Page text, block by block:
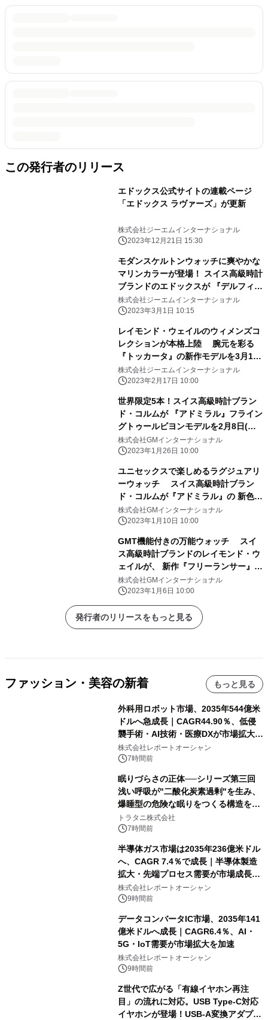
この発行者のリリース
エドックス公式サイトの連載ページ
「エドックス ラヴァーズ」が更新
株式会社ジーエムインターナショナル
2023年12月21日 15:30
モダンスケルトンウォッチに爽やかな
マリンカラーが登場！ スイス高級時計
ブランドのエドックスが 『デルフィン
メカノ オートマティック』の新色を 3
月15日(水)に発売
株式会社ジーエムインターナショナル
2023年3月1日 10:15
レイモンド・ウェイルのウィメンズコ
レクションが本格上陸 腕元を彩る
『トッカータ』の新作モデルを3月1日
(水)に発売
株式会社ジーエムインターナショナル
2023年2月17日 10:00
世界限定5本！スイス高級時計ブラン
ド・コルムが 『アドミラル』フライン
グトゥールビヨンモデルを2月8日(水)
発売
株式会社GMインターナショナル
2023年1月26日 10:00
ユニセックスで楽しめるラグジュアリ
ーウォッチ スイス高級時計ブラン
ド・コルムが『アドミラル』の 新色ブ
ラック×ゴールドを2023年1月24日発
売
株式会社GMインターナショナル
2023年1月10日 10:00
GMT機能付きの万能ウォッチ スイ
ス高級時計ブランドのレイモンド・ウ
ェイルが、 新作『フリーランサー』を
1月20日(金)発売
株式会社GMインターナショナル
2023年1月6日 10:00
発行者のリリースをもっと見る
ファッション・美容の新着 もっと見る
外科用ロボット市場、2035年544億米
ドルへ急成長｜CAGR44.90％、低侵
襲手術・AI技術・医療DXが市場拡大を
牽引
株式会社レポートオーシャン
7時間前
眠りづらさの正体──シリーズ第三回
浅い呼吸が"二酸化炭素過剰"を生み、
爆睡型の危険な眠りをつくる構造を解
説
トラタニ株式会社
7時間前
半導体ガス市場は2035年236億米ドル
へ、CAGR 7.4％で成長｜半導体製造
拡大・先端プロセス需要が市場成長を
加速
株式会社レポートオーシャン
9時間前
データコンバータIC市場、2035年141
億米ドルへ成長｜CAGR6.4％、AI・
5G・IoT需要が市場拡大を加速
株式会社レポートオーシャン
9時間前
Z世代で広がる「有線イヤホン再注
目」の流れに対応。USB Type-C対応
イヤホンが登場！USB-A変換アダプタ